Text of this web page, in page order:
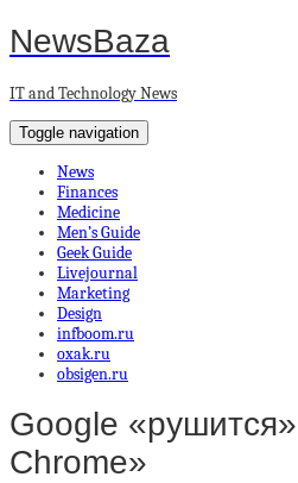
NewsBaza
IT and Technology News
Toggle navigation
News
Finances
Medicine
Men’s Guide
Geek Guide
Livejournal
Marketing
Design
infboom.ru
oxak.ru
obsigen.ru
Google
Chrome»